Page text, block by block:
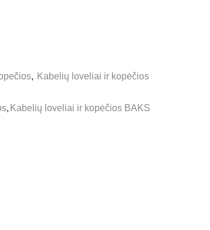
, Kabelių loveliai ir kopėčios
, Kabelių loveliai ir kopėčios BAKS